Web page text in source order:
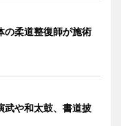
柔道整復師が施術
や和太鼓、書道披